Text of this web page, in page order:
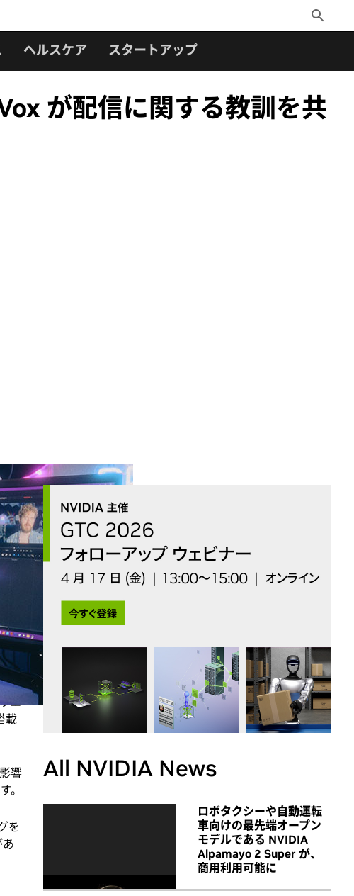
Toggle
Search
ヘルスケア スタートアップ
が配信に関する教訓を共
が
ロ
エ
載
響
。
を
All NVIDIA News
ロボタクシーや自動運転
車向けの最先端オープン
モデルである NVIDIA
Alpamayo 2 Super が、
商用利用可能に